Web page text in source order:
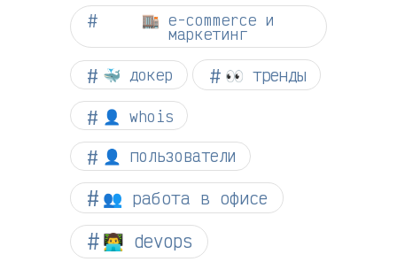
🏬 e-commerce и
маркетинг
🐳 докер 👀 тренды
👤 whois
👤 пользователи
👥 работа в офисе
👨‍💻 devops